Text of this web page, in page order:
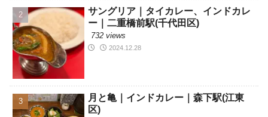
サングリア｜タイカレー、インドカレ
ー｜二重橋前駅(千代田区)
732 views
2024.12.28
月と亀｜インドカレー｜森下駅(江東
区)